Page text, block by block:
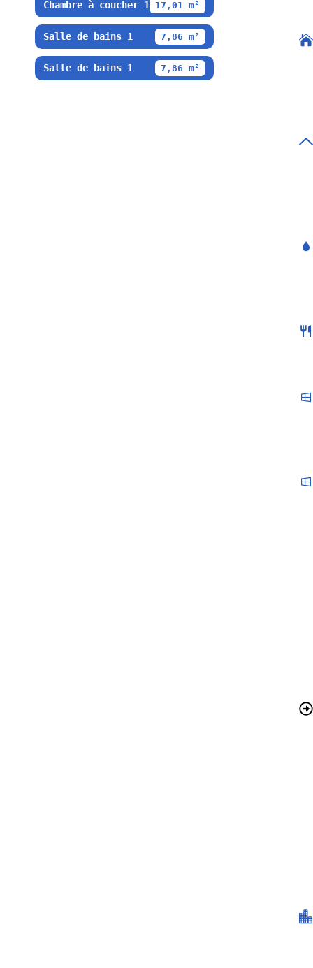
Chambre à coucher 1 17,01 m²
Salle de bains 1 7,86 m²
Salle de bains 1 7,86 m²